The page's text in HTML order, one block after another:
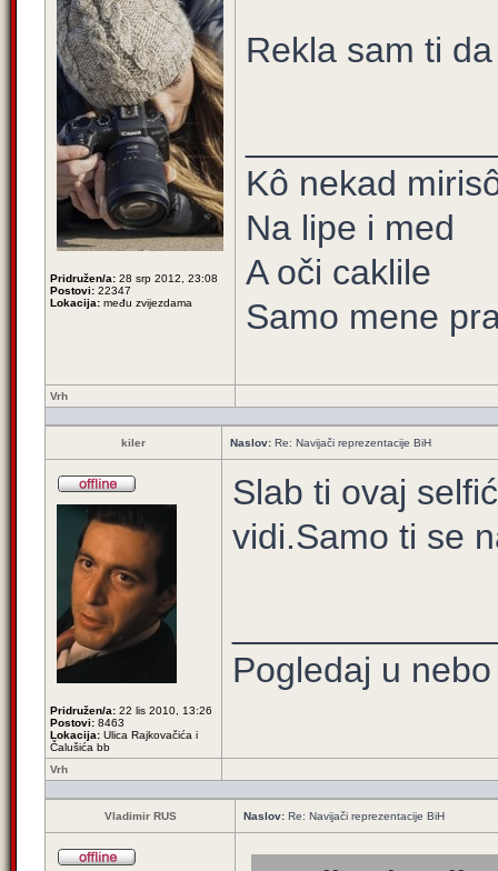
Pridružen/a: 28 srp 2012, 23:08
Postovi: 22347
Lokacija: među zvijezdama
Rekla sam ti
Kô nekad
Na lipe i med
A oči caklile
Samo mene
Vrh
kiler Naslov: Re: Navijači reprezentacije BiH
Pridružen/a: 22 lis 2010, 13:26
Postovi: 8463
Lokacija: Ulica Rajkovačića i
Čalušića bb
Slab ti ovaj
vidi.Samo ti se
Pogledaj u
Vrh
Vladimir RUS Naslov: Re: Navijači reprezentacije BiH